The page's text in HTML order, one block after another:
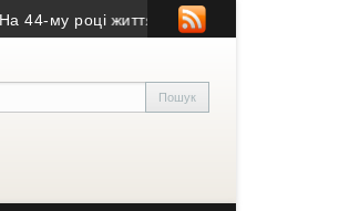
життя помер учасник АТО з Козівщини